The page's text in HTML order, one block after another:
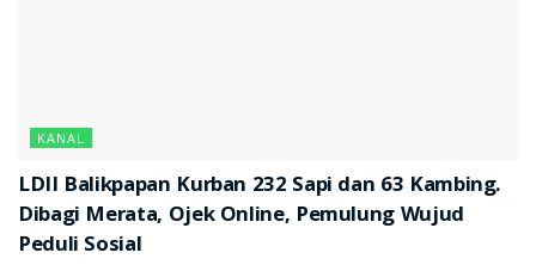
KANAL
LDII Balikpapan Kurban 232 Sapi dan 63 Kambing.
Dibagi Merata, Ojek Online, Pemulung Wujud
Peduli Sosial